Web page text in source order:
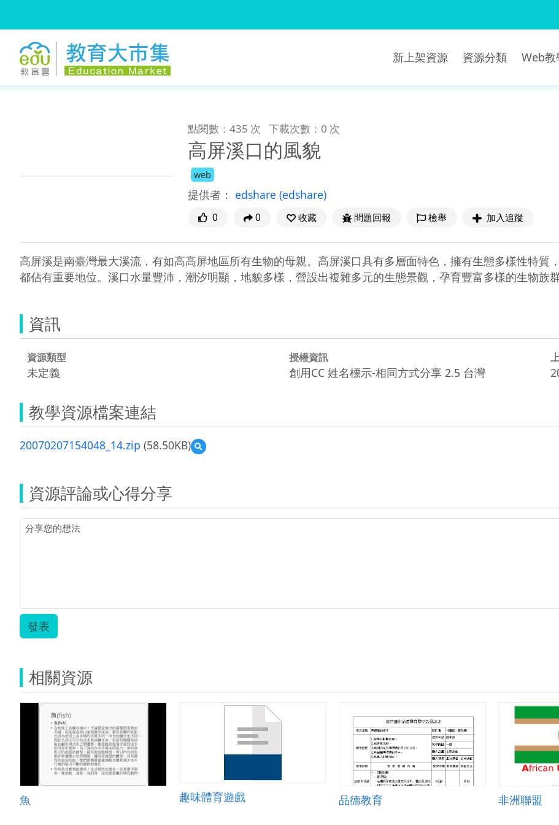
新上架資源 資源分類 Web教
點閱數：435 次 下載次數：0 次
高屏溪口的風貌
web
提供者： edshare (edshare)
0 0 收藏 問題回報 檢舉 加入追蹤
高屏溪是南臺灣最大溪流，有如高高屏地區所有生物的母親。高屏溪口具有多層面特色，擁有生態多樣性特質
都佔有重要地位。溪口水量豐沛，潮汐明顯，地貌多樣，營設出複雜多元的生態景觀，孕育豐富多樣的生物族
資訊
資源類型
未定義
授權資訊
創用CC 姓名標示-相同方式分享 2.5 台灣
教學資源檔案連結
20070207154048_14.zip (58.50KB)
預
覽
資源評論或心得分享
發表
相關資源
魚 趣味體育遊戲 品德教育 非洲聯盟